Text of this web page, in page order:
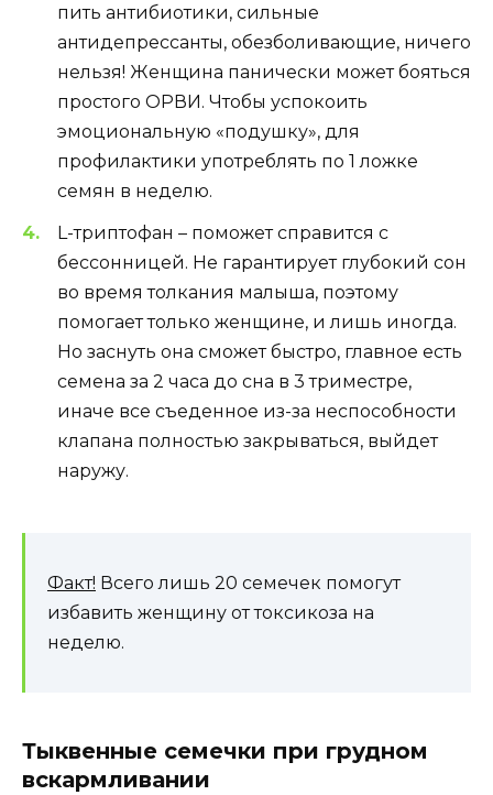
пить антибиотики, сильные
антидепрессанты, обезболивающие, ничего
нельзя! Женщина панически может бояться
простого ОРВИ. Чтобы успокоить
эмоциональную «подушку», для
профилактики употреблять по 1 ложке
семян в неделю.
L-триптофан – поможет справится с
бессонницей. Не гарантирует глубокий сон
во время толкания малыша, поэтому
помогает только женщине, и лишь иногда.
Но заснуть она сможет быстро, главное есть
семена за 2 часа до сна в 3 триместре,
иначе все съеденное из-за неспособности
клапана полностью закрываться, выйдет
наружу.
Факт! Всего лишь 20 семечек помогут
избавить женщину от токсикоза на
неделю.
Тыквенные семечки при грудном
вскармливании